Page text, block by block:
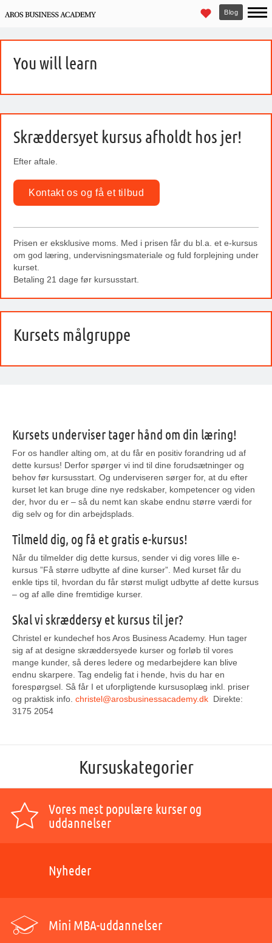
Blog
You will learn
Skræddersyet kursus afholdt hos jer!
Efter aftale.
Kontakt os og få et tilbud
Prisen er eksklusive moms. Med i prisen får du bl.a. et e-kursus
om god læring, undervisningsmateriale og fuld forplejning under
kurset.
Betaling 21 dage før kursusstart.
Kursets målgruppe
Kursets underviser tager hånd om din læring!
For os handler alting om, at du får en positiv forandring ud af
dette kursus! Derfor spørger vi ind til dine forudsætninger og
behov før kursusstart. Og underviseren sørger for, at du efter
kurset let kan bruge dine nye redskaber, kompetencer og viden
der, hvor du er – så du nemt kan skabe endnu større værdi for
dig selv og for din arbejdsplads.
Tilmeld dig, og få et gratis e-kursus!
Når du tilmelder dig dette kursus, sender vi dig vores lille e-
kursus ”Få større udbytte af dine kurser”. Med kurset får du
enkle tips til, hvordan du får størst muligt udbytte af dette kursus
– og af alle dine fremtidige kurser.
Skal vi skræddersy et kursus til jer?
Christel er kundechef hos Aros Business Academy. Hun tager
sig af at designe skræddersyede kurser og forløb til vores
mange kunder, så deres ledere og medarbejdere kan blive
endnu skarpere. Tag endelig fat i hende, hvis du har en
forespørgsel. Så får I et uforpligtende kursusoplæg inkl. priser
og praktisk info. christel@arosbusinessacademy.dk Direkte:
3175 2054
Kursuskategorier
Vores mest populære kurser og
uddannelser
Nyheder
Mini MBA-uddannelser